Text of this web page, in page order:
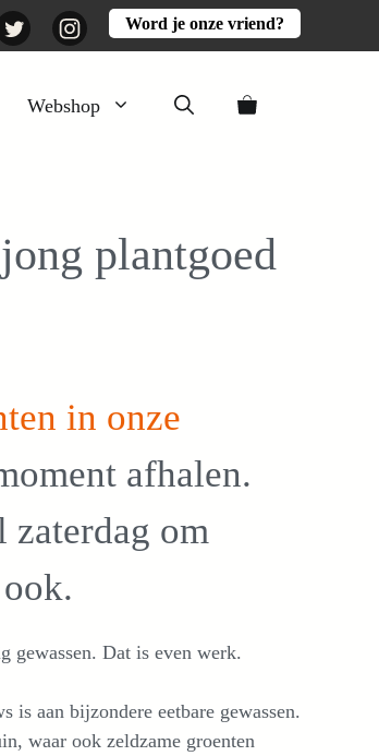
Twitter InstagramWord je onze vriend?
Webshop
Activiteitenplantgoed
in onze
afhalen.
om
gewassen. Dat is even werk.
is aan bijzondere eetbare gewassen.
waar ook zeldzame groenten